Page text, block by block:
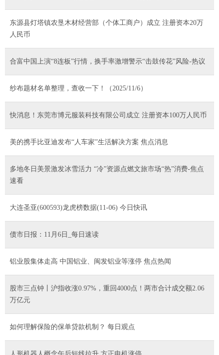
东源县灯塔镇农垦木材经营部（个体工商户）成立 注册资本20万
人民币
合富中国上演“8连板”行情，换手率激增警示“击鼓传花”风险-热议
纱布题材名单整理，查收一下！（2025/11/6）
快消息！东莞市博元服装科技有限公司成立 注册资本100万人民币
美的携手比亚迪发布“人车家”生活解决方案 焦点消息
多地冬日美景激发冰雪活力 “冷”资源点燃文旅市场“热”消费-焦点
速看
大连圣亚(600593)龙虎榜数据(11-06) 今日快讯
债市日报：11月6日_每日速读
铝业股集体走高 中国铝业、闽发铝业等涨停 焦点热闻
股市三点钟丨沪指收涨0.97%，重回4000点！两市合计成交额2.06
万亿元
如何理解保险的保单贷款机制？ 每日观点